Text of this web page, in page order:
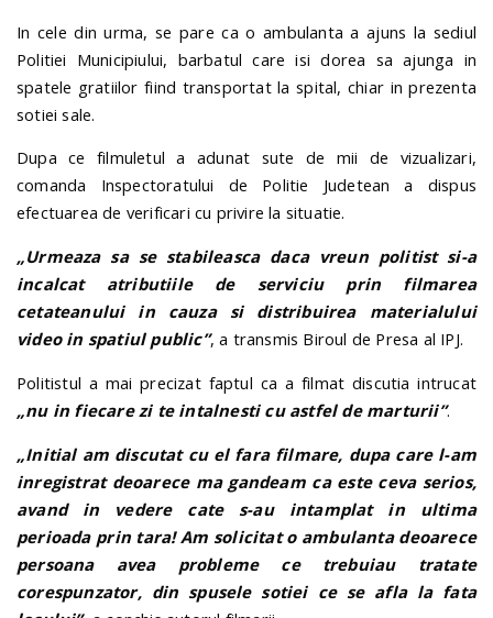
In cele din urma, se pare ca o ambulanta a ajuns la sediul
Politiei Municipiului, barbatul care isi dorea sa ajunga in
spatele gratiilor fiind transportat la spital, chiar in prezenta
sotiei sale.
Dupa ce filmuletul a adunat sute de mii de vizualizari,
comanda Inspectoratului de Politie Judetean a dispus
efectuarea de verificari cu privire la situatie.
„Urmeaza sa se stabileasca daca vreun politist si-a
incalcat atributiile de serviciu prin filmarea
cetateanului in cauza si distribuirea materialului
video in spatiul public”, a transmis Biroul de Presa al IPJ.
Politistul a mai precizat faptul ca a filmat discutia intrucat
„nu in fiecare zi te intalnesti cu astfel de marturii”.
„Initial am discutat cu el fara filmare, dupa care l-am
inregistrat deoarece ma gandeam ca este ceva serios,
avand in vedere cate s-au intamplat in ultima
perioada prin tara! Am solicitat o ambulanta deoarece
persoana avea probleme ce trebuiau tratate
corespunzator, din spusele sotiei ce se afla la fata